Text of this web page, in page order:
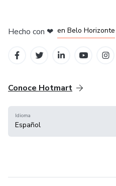
Hecho con ❤ en Belo Horizonte
Conoce Hotmart
Idioma
Español